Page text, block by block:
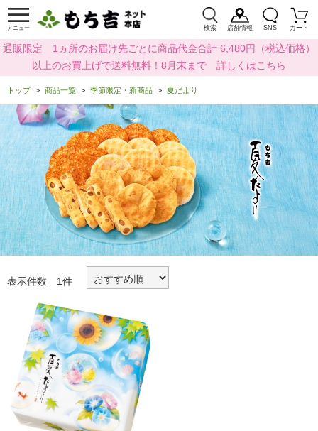
メニュー 検索 店舗情報 SNS カート
通販限定 1ヵ所のお届け先ごとに商品代金合計 6,480円（税込価格）
以上のお買上げで送料無料！8月末まで 詳しくはこちら
トップ 商品一覧 季節限定・新商品 夏だより
表示件数 1件